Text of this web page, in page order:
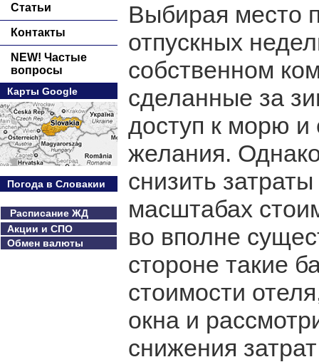
Статьи
Контакты
NEW! Частые
вопросы
Карты Google
Погода в Словакии
Расписание ЖД
Акции и СПО
Обмен валюты
Выбирая место
отпускных
собственном
сделанные за
доступ к морю и
желания.
снизить
масштабах
во вполне
стороне такие
стоимости
окна и
снижения